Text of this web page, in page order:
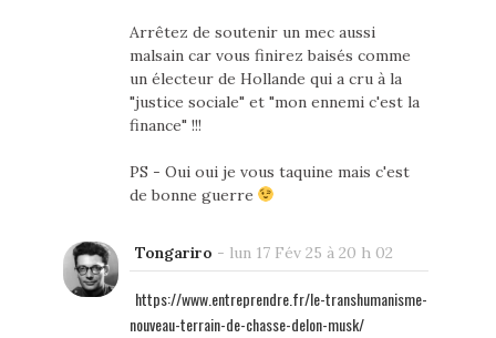
Arrêtez de soutenir un mec aussi
malsain car vous finirez baisés comme
un électeur de Hollande qui a cru à la
"justice sociale" et "mon ennemi c'est la
finance" !!!
PS - Oui oui je vous taquine mais c'est
de bonne guerre
Tongariro - lun 17 Fév 25 à 20 h 02
https://www.entreprendre.fr/le-transhumanisme-
nouveau-terrain-de-chasse-delon-musk/